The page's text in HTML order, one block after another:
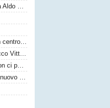
UFFICIALE - Ugento, rinforzo in difesa: arriva Aldo Graziano
Taranto, mercato ancora aperto: nel mirino un centrocampista top
UFFICIALE - Soccer Trani, rinforzo Under: ecco Vittorio Sansaro
Bari, scocca l’ora di Gomez e Butic: “Gol? Non ci poniamo limiti”
UFFICIALE - Cerignola, Cristian Padula è un nuovo attaccante gialloblù